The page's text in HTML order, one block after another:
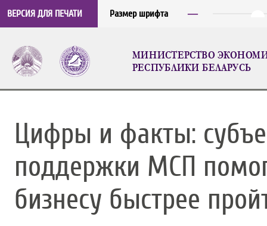
ВЕРСИЯ ДЛЯ ПЕЧАТИ Размер шрифта ─
МИНИСТЕРСТВО
РЕСПУБЛИКИ БЕЛАРУСЬ
Цифры и факты:
поддержки МСП
бизнесу быстрее